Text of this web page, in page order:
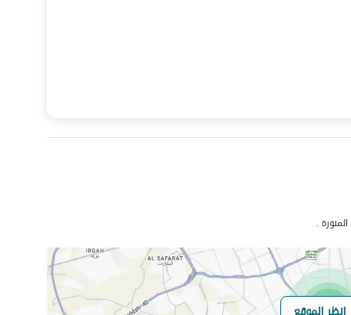
عدد الغرف
-
.